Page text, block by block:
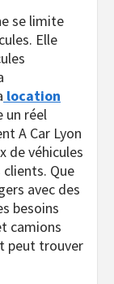
se limite
Elle
location
un réel
A Car Lyon
de véhicules
Que
avec des
besoins
camions
peut trouver